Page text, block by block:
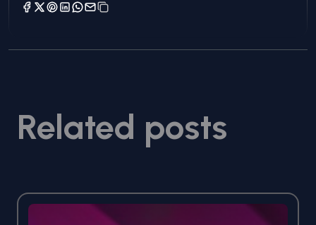
Related posts